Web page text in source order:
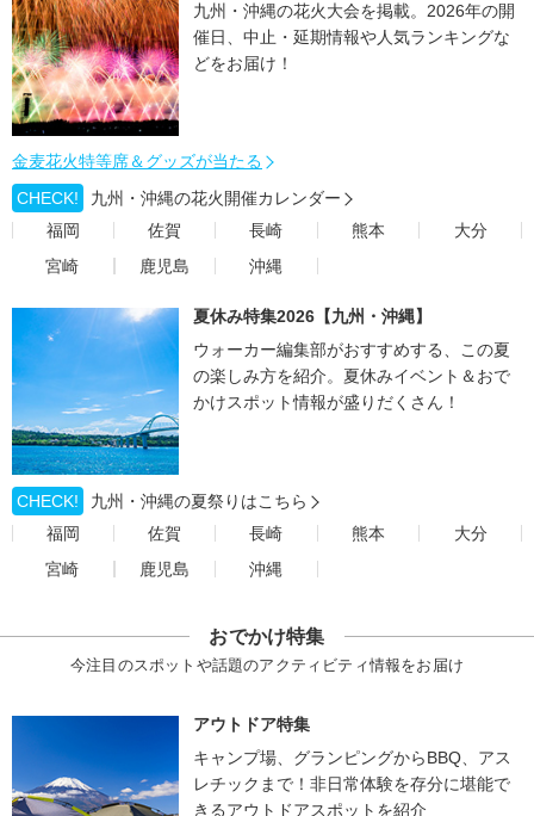
九州・沖縄の花火大会を掲載。2026年の開
催日、中止・延期情報や人気ランキングな
どをお届け！
金麦花火特等席＆グッズが当たる
CHECK!
九州・沖縄の花火開催カレンダー
福岡
佐賀 長崎 熊本
大分
宮崎
鹿児島 沖縄
夏休み特集2026【九州・沖縄】
ウォーカー編集部がおすすめする、この夏
の楽しみ方を紹介。夏休みイベント＆おで
かけスポット情報が盛りだくさん！
CHECK!
九州・沖縄の夏祭りはこちら
福岡
佐賀 長崎 熊本
大分
宮崎
鹿児島 沖縄
おでかけ特集
今注目のスポットや話題のアクティビティ情報をお届け
アウトドア特集
キャンプ場、グランピングからBBQ、アス
レチックまで！非日常体験を存分に堪能で
きるアウトドアスポットを紹介